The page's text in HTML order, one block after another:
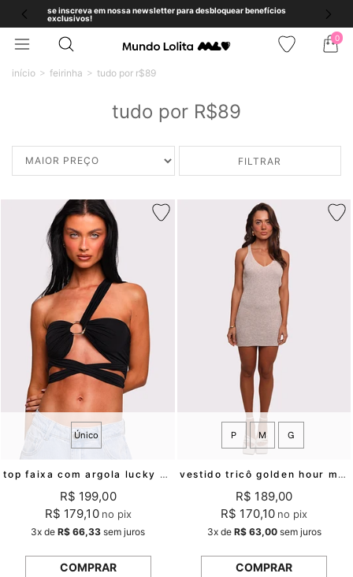
se inscreva em nossa newsletter para desbloquear benefícios
exclusivos!
0
início feirinha tudo por r$89
tudo por R$89
FILTRAR
top faixa com argola lucky girl mundo lolita
Único
R$ 199,00
R$ 179,10 no pix
3x deR$ 66,33 sem juros
COMPRAR
vestido tricô golden hour mundo lolita
P M G
R$ 189,00
R$ 170,10 no pix
3xde R$ 63,00sem juros
COMPRAR